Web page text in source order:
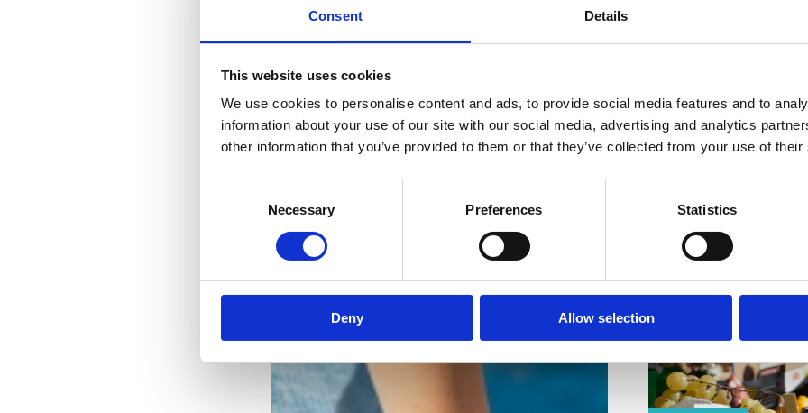
Consent Details
This website uses cookies
We use cookies to personalise content and ads, to provide social media features and to
information about your use of our site with our social media, advertising and analytics
other information that you’ve provided to them or that they’ve collected from your use of
Necessary Preferences Statistics
Deny Allow selection
DIE FETTFISCH-
TORTA